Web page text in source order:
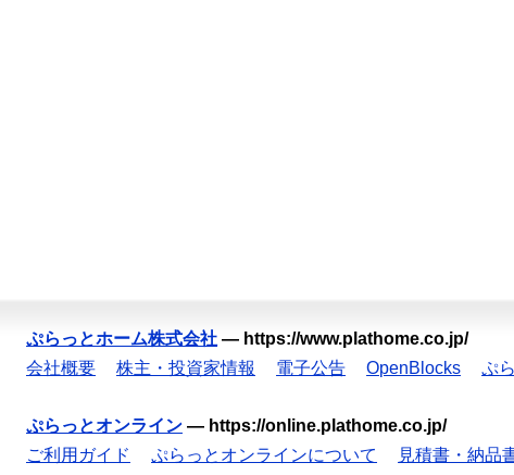
ぷらっとホーム株式会社 — https://www.plathome.co.jp/
会社概要
株主・投資家情報 電子公告 OpenBlocks ぷ
ぷらっとオンライン — https://online.plathome.co.jp/
ご利用ガイド
ぷらっとオンラインについて 見積書・納品